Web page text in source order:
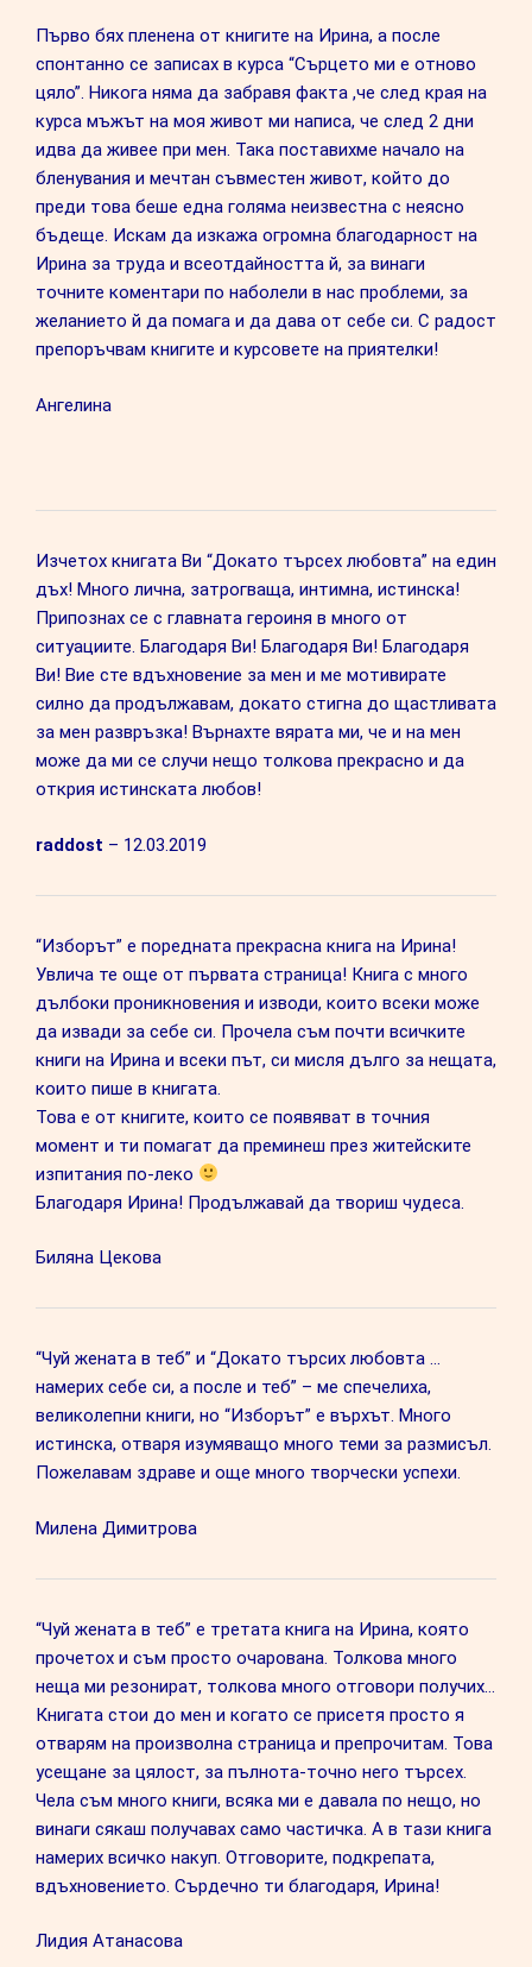
Първо бях пленена от книгите на Ирина, а после
спонтанно се записах в курса “Сърцето ми е отново
цяло”. Никога няма да забравя факта ,че след края на
курса мъжът на моя живот ми написа, че след 2 дни
идва да живее при мен. Така поставихме начало на
бленувания и мечтан съвместен живот, който до
преди това беше една голяма неизвестна с неясно
бъдеще. Искам да изкажа огромна благодарност на
Ирина за труда и всеотдайността й, за винаги
точните коментари по наболели в нас проблеми, за
желанието й да помага и да дава от себе си. С радост
препоръчвам книгите и курсовете на приятелки!
Ангелина
Изчетох книгата Ви “Докато търсех любовта” на един
дъх! Много лична, затрогваща, интимна, истинска!
Припознах се с главната героиня в много от
ситуациите. Благодаря Ви! Благодаря Ви! Благодаря
Ви! Вие сте вдъхновение за мен и ме мотивирате
силно да продължавам, докато стигна до щастливата
за мен развръзка! Върнахте вярата ми, че и на мен
може да ми се случи нещо толкова прекрасно и да
открия истинската любов!
raddost – 12.03.2019
“Изборът” е поредната прекрасна книга на Ирина!
Увлича те още от първата страница! Книга с много
дълбоки проникновения и изводи, които всеки може
да извади за себе си. Прочела съм почти всичките
книги на Ирина и всеки път, си мисля дълго за нещата,
които пише в книгата.
Това е от книгите, които се появяват в точния
момент и ти помагат да преминеш през житейските
изпитания по-леко
Благодаря Ирина! Продължавай да твориш чудеса.
Биляна Цекова
“Чуй жената в теб” и “Докато търсих любовта …
намерих себе си, а после и теб” – ме спечелиха,
великолепни книги, но “Изборът” е върхът. Много
истинска, отваря изумяващо много теми за размисъл.
Пожелавам здраве и още много творчески успехи.
Милена Димитрова
“Чуй жената в теб” е третата книга на Ирина, която
прочетох и съм просто очарована. Толкова много
неща ми резонират, толкова много отговори получих…
Книгата стои до мен и когато се присетя просто я
отварям на произволна страница и препрочитам. Това
усещане за цялост, за пълнота-точно него търсех.
Чела съм много книги, всяка ми е давала по нещо, но
винаги сякаш получавах само частичка. А в тази книга
намерих всичко накуп. Отговорите, подкрепата,
вдъхновението. Сърдечно ти благодаря, Ирина!
Лидия Атанасова